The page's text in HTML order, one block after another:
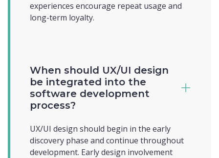
experiences encourage repeat usage and
long-term loyalty.
When should UX/UI design
be integrated into the
software development
process?
UX/UI design should begin in the early
discovery phase and continue throughout
development. Early design involvement